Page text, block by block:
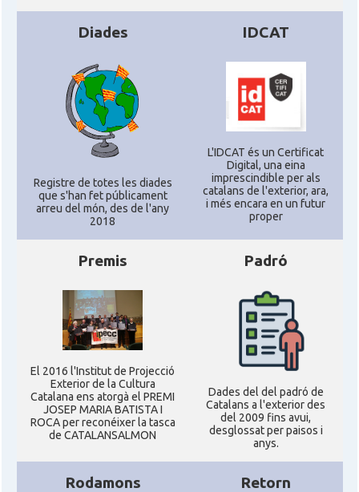
Diades
Registre de totes les diades
que s'han fet públicament
arreu del món, des de l'any
2018
IDCAT
L'IDCAT és un Certificat
Digital, una eina
imprescindible per als
catalans de l'exterior, ara,
i més encara en un futur
proper
Premis
El 2016 l'Institut de Projecció
Exterior de la Cultura
Catalana ens atorgà el PREMI
JOSEP MARIA BATISTA I
ROCA per reconéixer la tasca
de CATALANSALMON
Padró
Dades del del padró de
Catalans a l'exterior des
del 2009 fins avui,
desglossat per paisos i
anys.
Rodamons Retorn